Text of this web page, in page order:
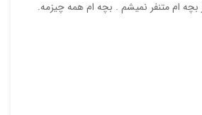
ام متنفر نمیشم . بچه ام همه چیزمه.